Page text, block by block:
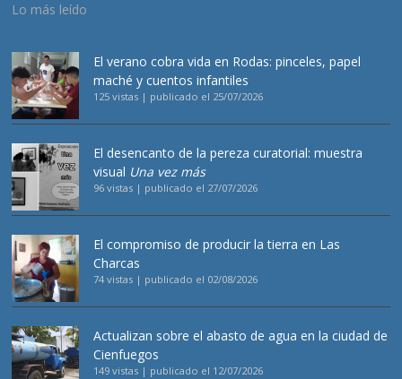
Lo más leído
El verano cobra vida en Rodas: pinceles, papel
maché y cuentos infantiles
125 vistas | publicado el 25/07/2026
El desencanto de la pereza curatorial: muestra
visual Una vez más
96 vistas | publicado el 27/07/2026
El compromiso de producir la tierra en Las
Charcas
74 vistas | publicado el 02/08/2026
Actualizan sobre el abasto de agua en la ciudad de
Cienfuegos
149 vistas | publicado el 12/07/2026